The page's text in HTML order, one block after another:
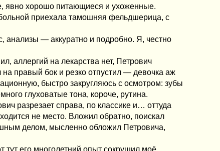
явно хорошо питающиеся и ухоженные.
приехала тамошняя фельдшерица, с
анализы — аккуратно и подробно. Я, честно
аллергий на лекарства нет, Петрович
правый бок и резко отпустил — девочка аж
быстро закругляюсь с осмотром: зубы
глуховатые тона, короче, рутина.
разрезает справа, по классике и… оттуда
не место. Вложил обратно, поискал
делом, мысленно обложил Петровича,
его многолетний опыт сокрушил моё